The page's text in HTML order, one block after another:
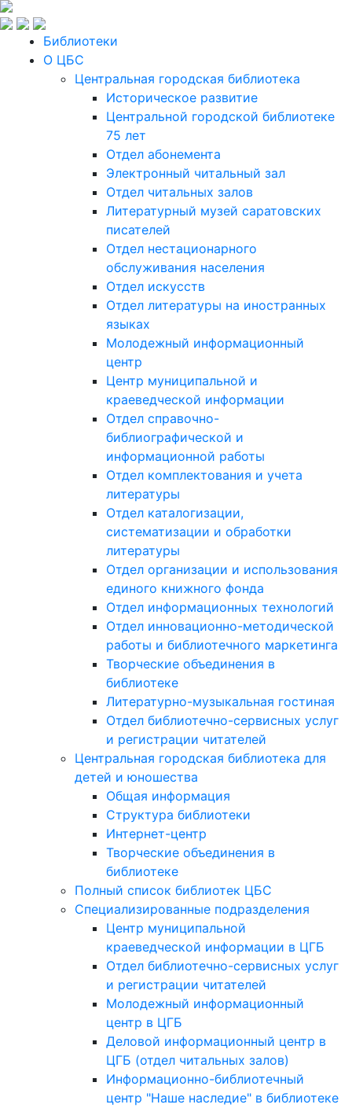
Библиотеки
О ЦБС
Центральная городская библиотека
Историческое развитие
Центральной городской библиотеке
75 лет
Отдел абонемента
Электронный читальный зал
Отдел читальных залов
Литературный музей саратовских
писателей
Отдел нестационарного
обслуживания населения
Отдел искусств
Отдел литературы на иностранных
языках
Молодежный информационный
центр
Центр муниципальной и
краеведческой информации
Отдел справочно-
библиографической и
информационной работы
Отдел комплектования и учета
литературы
Отдел каталогизации,
систематизации и обработки
литературы
Отдел организации и использования
единого книжного фонда
Отдел информационных технологий
Отдел инновационно-методической
работы и библиотечного маркетинга
Творческие объединения в
библиотеке
Литературно-музыкальная гостиная
Отдел библиотечно-сервисных услуг
и регистрации читателей
Центральная городская библиотека для
детей и юношества
Общая информация
Структура библиотеки
Интернет-центр
Творческие объединения в
библиотеке
Полный список библиотек ЦБС
Специализированные подразделения
Центр муниципальной
краеведческой информации в ЦГБ
Отдел библиотечно-сервисных услуг
и регистрации читателей
Молодежный информационный
центр в ЦГБ
Деловой информационный центр в
ЦГБ (отдел читальных залов)
Информационно-библиотечный
центр "Наше наследие" в библиотеке